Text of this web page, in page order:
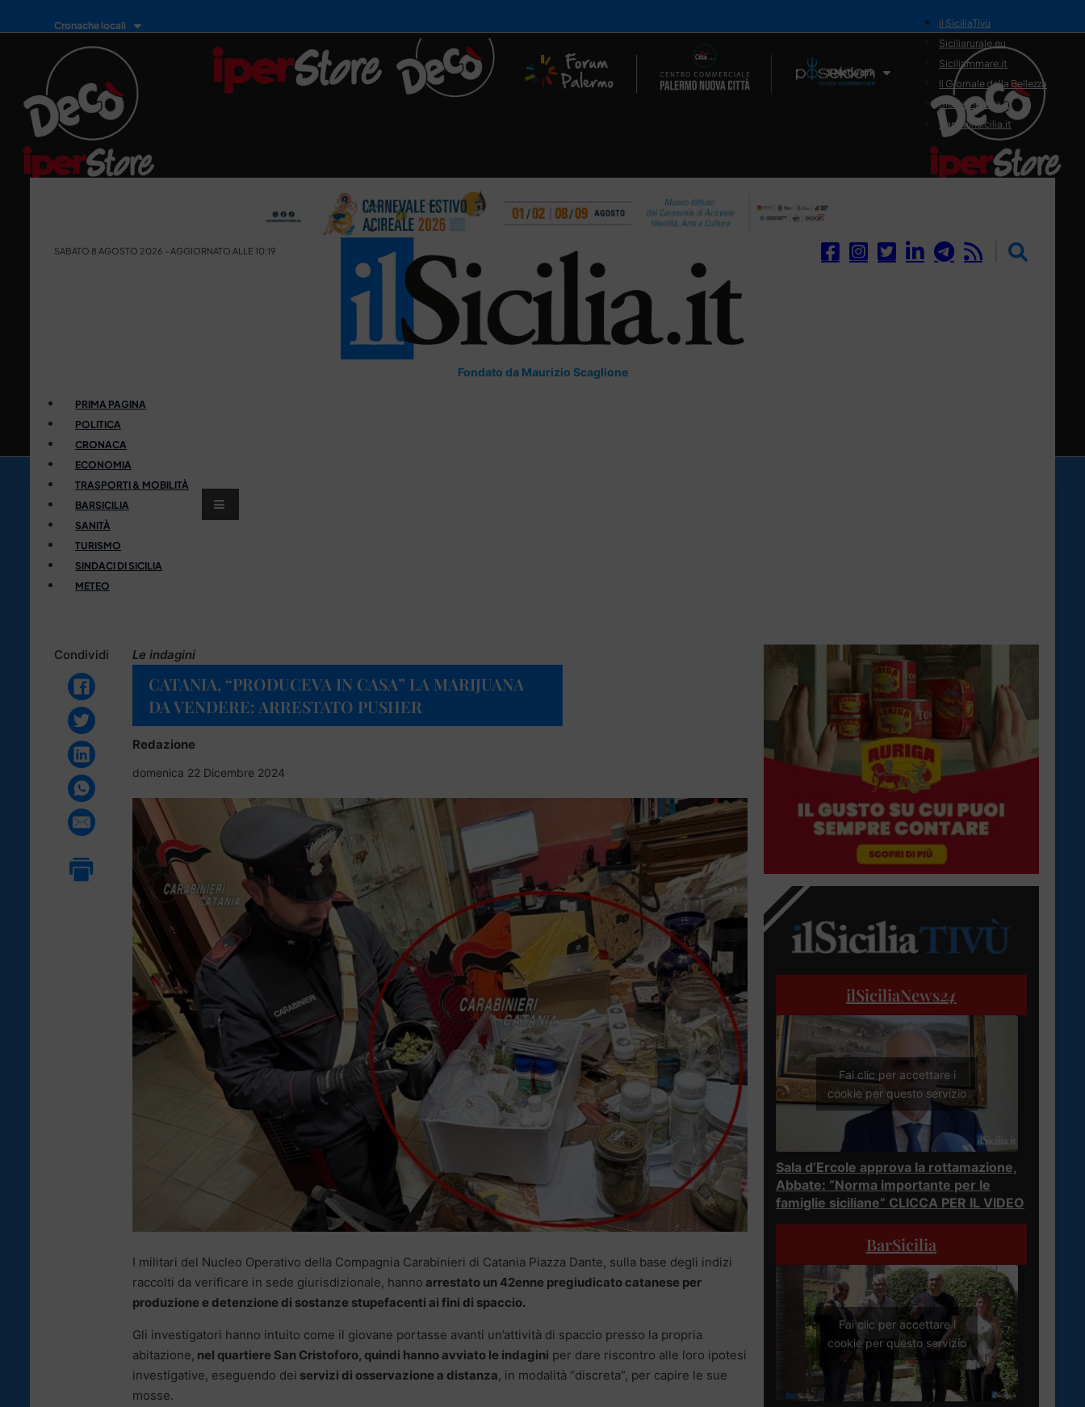
Cronache locali
Il Network
il SiciliaTivù
Siciliarurale.eu
Siciliammare.it
Il Giornale della Bellezza
Siciliamedica.it
Sanitainsicilia.it
SABATO 8 AGOSTO 2026 - AGGIORNATO ALLE 10:19
Fondato da Maurizio Scaglione
PRIMA PAGINA
POLITICA
CRONACA
ECONOMIA
TRASPORTI & MOBILITÀ
BARSICILIA
SANITÀ
TURISMO
SINDACI DI SICILIA
METEO
Condividi Le indagini
CATANIA, “PRODUCEVA IN CASA” LA MARIJUANA
DA VENDERE: ARRESTATO PUSHER
Redazione
domenica 22 Dicembre 2024
I militari del Nucleo Operativo della Compagnia Carabinieri di Catania Piazza Dante, sulla base degli indizi
raccolti da verificare in sede giurisdizionale, hanno arrestato un 42enne pregiudicato catanese per
produzione e detenzione di sostanze stupefacenti ai fini di spaccio.
Gli investigatori hanno intuito come il giovane portasse avanti un’attività di spaccio presso la propria
abitazione, nel quartiere San Cristoforo, quindi hanno avviato le indagini per dare riscontro alle loro ipotesi
investigative, eseguendo dei servizi di osservazione a distanza, in modalità “discreta”, per capire le sue
mosse.
ilSiciliaNews24
Fai clic per accettare i
cookie per questo servizio
Sala d’Ercole approva la rottamazione,
Abbate: “Norma importante per le
famiglie siciliane” CLICCA PER IL VIDEO
BarSicilia
Fai clic per accettare i
cookie per questo servizio